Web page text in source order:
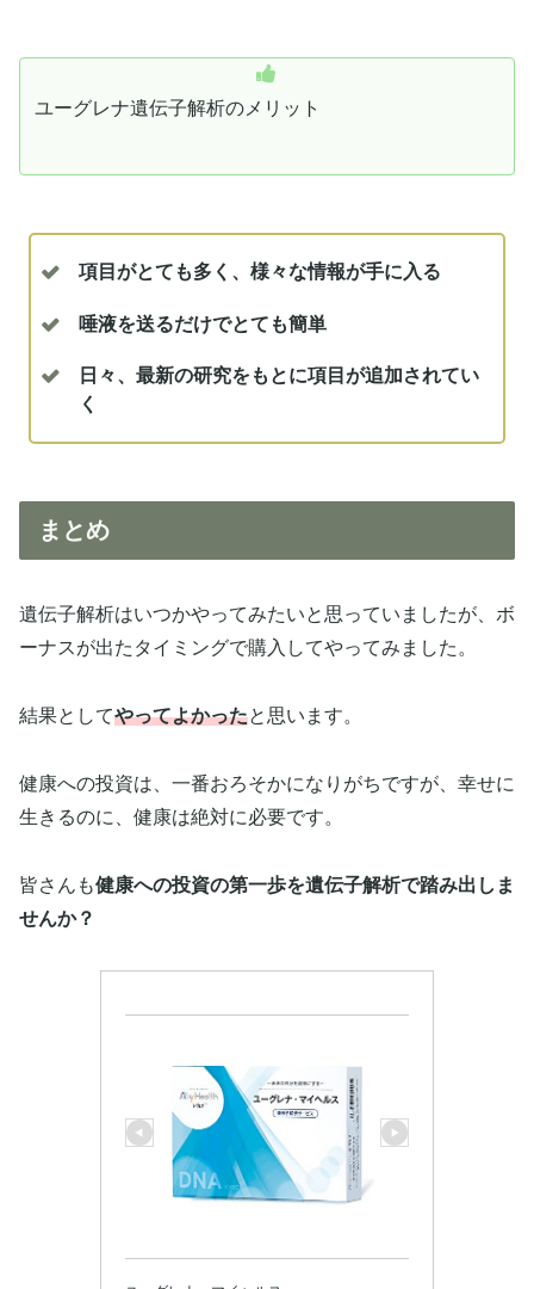
ユーグレナ遺伝子解析のメリット
項目がとても多く、様々な情報が手に入る
唾液を送るだけでとても簡単
日々、最新の研究をもとに項目が追加されてい
く
まとめ
遺伝子解析はいつかやってみたいと思っていましたが、ボ
ーナスが出たタイミングで購入してやってみました。
結果としてやってよかったと思います。
健康への投資は、一番おろそかになりがちですが、幸せに
生きるのに、健康は絶対に必要です。
皆さんも健康への投資の第一歩を遺伝子解析で踏み出しま
せんか？